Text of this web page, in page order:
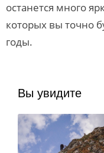
останется много
которых вы точно
годы.
Вы увидите